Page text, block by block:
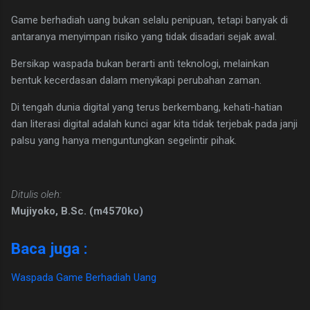
Game berhadiah uang bukan selalu penipuan, tetapi banyak di
antaranya menyimpan risiko yang tidak disadari sejak awal.
Bersikap waspada bukan berarti anti teknologi, melainkan
bentuk kecerdasan dalam menyikapi perubahan zaman.
Di tengah dunia digital yang terus berkembang, kehati-hatian
dan literasi digital adalah kunci agar kita tidak terjebak pada janji
palsu yang hanya menguntungkan segelintir pihak.
Ditulis oleh:
Mujiyoko, B.Sc. (m4570ko)
Baca juga :
Waspada Game Berhadiah Uang